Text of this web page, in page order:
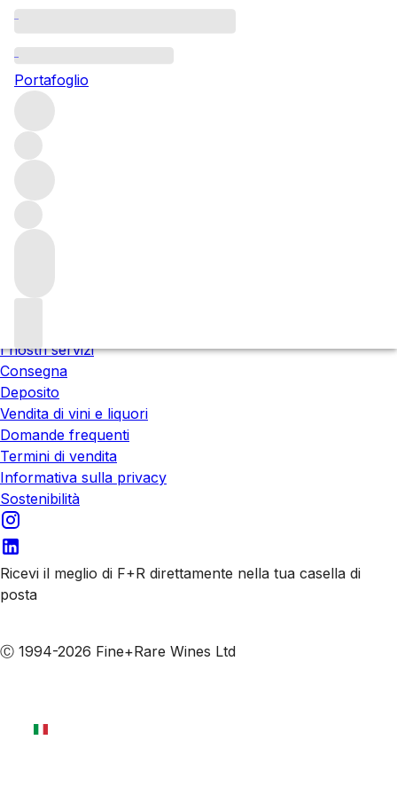
Portafoglio
Attendere prego
Stiamo preparando i tuoi contenuti...
Trustpilot
I prezzi includono l'IVA italiana. L'IVA finale può variare al
checkout in base al Paese di consegna.
Chi siamo
Incontra il team
I nostri servizi
Consegna
Deposito
Vendita di vini e liquori
Domande frequenti
Termini di vendita
Informativa sulla privacy
Sostenibilità
Ricevi il meglio di F+R direttamente nella tua casella di
posta
Ⓒ 1994-2026 Fine+Rare Wines Ltd